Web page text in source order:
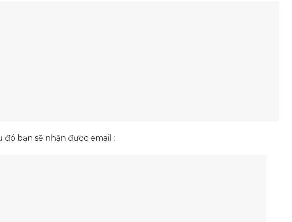
đó bạn sẽ nhận được email :